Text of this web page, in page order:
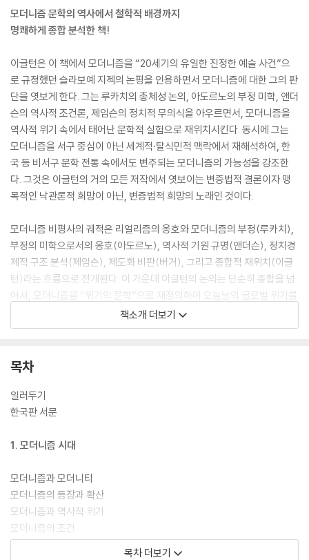
모더니즘 문학의 역사에서 철학적 배경까지
명쾌하게 종합 분석한 책!
이글턴은 이 책에서 모더니즘을 “20세기의 유일한 진정한 예술 사건”으
로 규정했던 슬라보예 지젝의 논평을 인용하면서 모더니즘에 대한 그의 판
단을 엿보게 한다. 그는 루카치의 총체성 논의, 아도르노의 부정 미학, 앤더
슨의 역사적 조건론, 제임슨의 정치적 무의식을 아우르면서, 모더니즘을
역사적 위기 속에서 태어난 문학적 실험으로 재위치시킨다. 동시에 그는
모더니즘을 서구 중심이 아닌 세계적·탈식민적 맥락에서 재해석하여, 한
국 등 비서구 문학 전통 속에서도 변주되는 모더니즘의 가능성을 강조한
다. 그것은 이글턴의 거의 모든 저작에서 엿보이는 변증법적 결론이자 맹
목적인 낙관론적 희망이 아닌, 변증법적 희망의 노래인 것이다.
모더니즘 비평사의 궤적은 리얼리즘의 옹호와 모더니즘의 부정(루카치),
부정의 미학으로서의 옹호(아도르노), 역사적 기원 규명(앤더슨), 정치경
제적 구조 분석(제임슨), 제도화 비판(버거), 그리고 종합적 재위치(이글
턴)라는 흐름으로 전개된다. 이 가운데 이글턴의 논의는 단순히 종합을 넘
어서, 모더니즘을 “위기의 문학”으로 재정의하며 오늘날의 글로벌 위기를
해석하는 자원으로 소환한다는 점에서 의의가 있다. 그는 모더니즘을 과거
의 사조로 봉인하지 않고, 기후 위기·세계화·디지털 파편화의 시대를 이해
통을 계승하면서도, 21세기의 새로운 전환을 선도하는 이정표로 평가될
세계적인 대학자 테리 이글턴의 최신 말년작!
『모더니즘』을 여러분 앞에 자신 있게 내놓는다.
책소개 더보기
목차
일러두기
한국판 서문
1. 모더니즘 시대
모더니즘과 모더니티
모더니즘의 등장과 확산
모더니즘과 역사적 위기
모더니즘의 조건
누가 모더니스트인가
목차 더보기